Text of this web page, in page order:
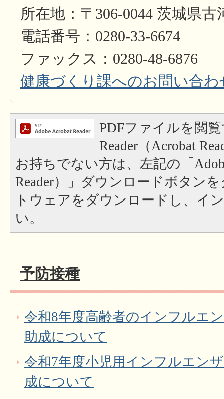
所在地：〒306-0044 茨城県
電話番号：0280-33-6674
ファックス：0280-48-6876
健康づくり課へのお問い合わ
PDFファイルを閲
Reader（Acrobat
お持ちでない方は、左記の「
Reader）」ダウンロードボタン
トウェアをダウンロードし、イ
い。
予防接種
令和8年度高齢者のインフルエ
助成について
令和7年度小児用インフルエン
成について